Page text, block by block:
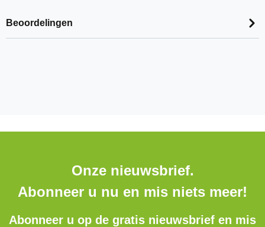
Beoordelingen
Onze nieuwsbrief.
Abonneer u nu en mis niets meer!
Abonneer u op de gratis nieuwsbrief en mis